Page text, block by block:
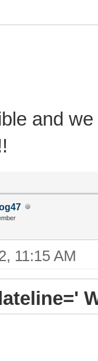
and we
11:15 AM